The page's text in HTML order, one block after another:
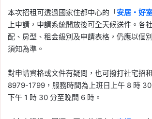
本次招租可透過國家住都中心的「 安居・好
上申請，申請系統開放後可全天候送件。各
配、房型、租金級別及申請表格，仍應以個
須知為準。
對申請資格或文件有疑問，也可撥打社宅招
8979-1799，服務時間為上班日上午 8 時 30
下午 1 時 30 分至晚間 6 時。